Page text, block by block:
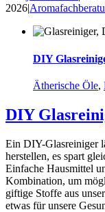
2026|
DIY
Ätherische Öle,
DIY
Ein DIY-Glasreiniger
herstellen, es spart
Einfache Hausmittel
Kombination, um
giftige Stoffe aus
etwas für unsere